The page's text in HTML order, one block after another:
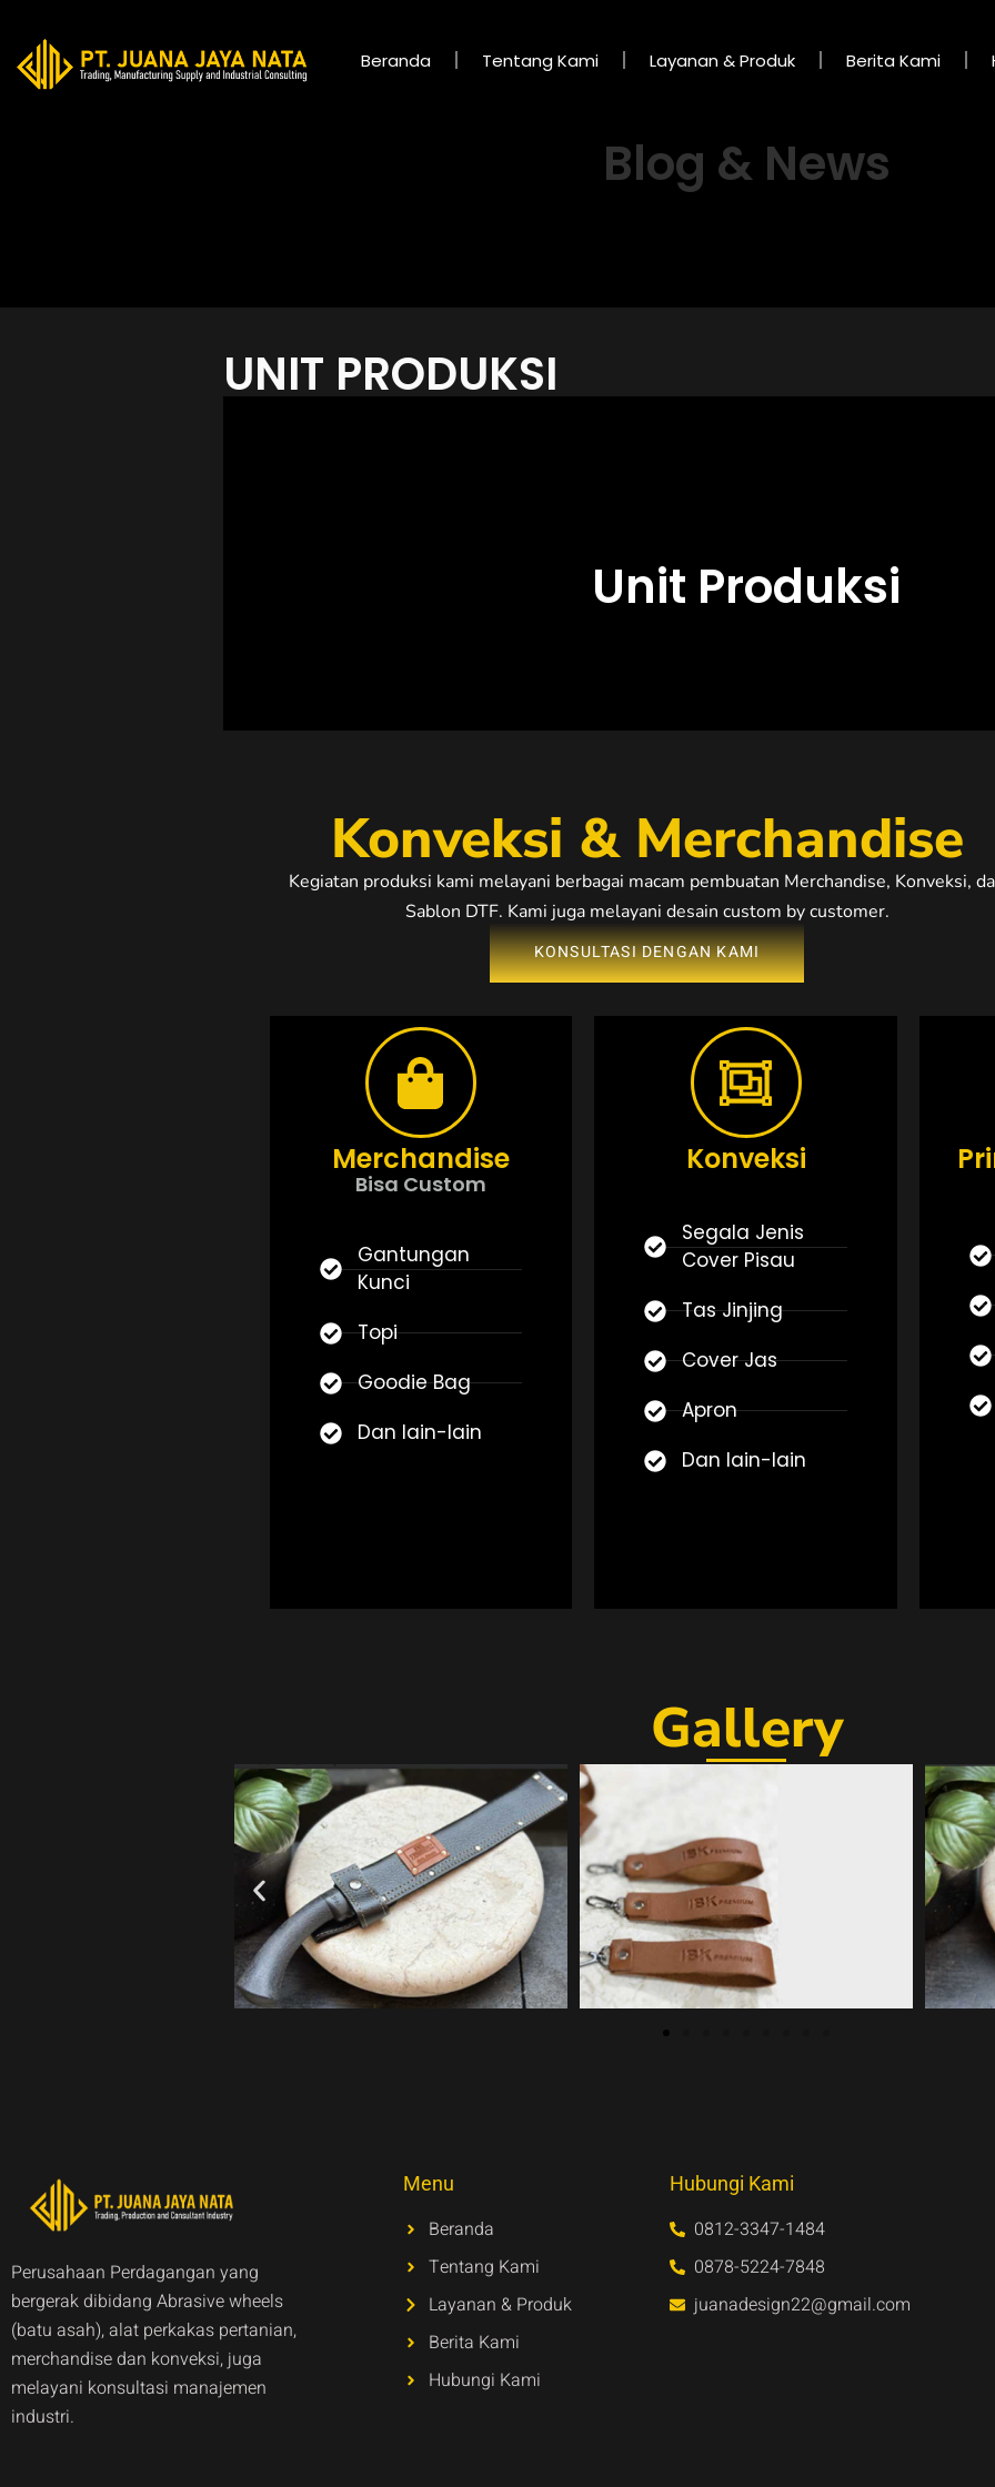
Beranda Tentang Kami Layanan & Produk Berita Kami
Blog & News
UNIT PRODUKSI
Unit Produksi
Konveksi & Merchandise
Kegiatan produksi kami melayani berbagai macam pembuatan Merchandise, Konveksi,
Sablon DTF. Kami juga melayani desain custom by customer.
KONSULTASI DENGAN KAMI
Merchandise
Bisa Custom
Gantungan
Kunci
Topi
Goodie Bag
Dan lain-lain
Konveksi
Segala Jenis
Cover Pisau
Tas Jinjing
Cover Jas
Apron
Dan lain-lain
Gallery
Perusahaan Perdagangan yang
bergerak dibidang Abrasive wheels
(batu asah), alat perkakas pertanian,
merchandise dan konveksi, juga
melayani konsultasi manajemen
industri.
Menu
Beranda
Tentang Kami
Layanan & Produk
Berita Kami
Hubungi Kami
Hubungi Kami
0812-3347-1484
0878-5224-7848
juanadesign22@gmail.com